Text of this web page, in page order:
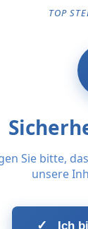
TOP
Sie bitte,
unsere
✓ Ich